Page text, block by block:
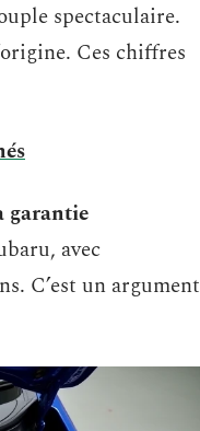
spectaculaire.
Ces chiffres
garantie
avec
C’est un argument